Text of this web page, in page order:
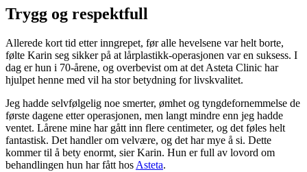
Trygg og respektfull
Allerede kort tid etter inngrepet, før alle hevelsene var helt borte,
følte Karin seg sikker på at lårplastikk-operasjonen var en suksess. I
dag er hun i 70-årene, og overbevist om at det Asteta Clinic har
hjulpet henne med vil ha stor betydning for livskvalitet.
Jeg hadde selvfølgelig noe smerter, ømhet og tyngdefornemmelse de
første dagene etter operasjonen, men langt mindre enn jeg hadde
ventet. Lårene mine har gått inn flere centimeter, og det føles helt
fantastisk. Det handler om velvære, og det har mye å si. Dette
kommer til å bety enormt, sier Karin. Hun er full av lovord om
behandlingen hun har fått hos Asteta.